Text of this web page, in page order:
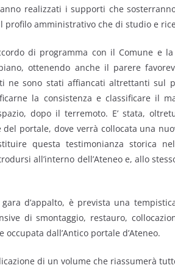
realizzati i supporti che
profilo amministrativo che di studio e
di programma con il Comune e
ottenendo anche il parere
ne sono stati affiancati altrettanti sul
la consistenza e classificare il
dopo il terremoto. E’ stata,
portale, dove verrà collocata una
questa testimonianza storica
all’interno dell’Ateneo e, allo
gara d’appalto, è prevista una
di smontaggio, restauro,
occupata dall’Antico portale d’Ateneo.
di un volume che riassumerà